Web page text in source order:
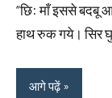
“छि: माँ इससे बदबू
हाथ रुक गये। सिर
आगे पढ़ें